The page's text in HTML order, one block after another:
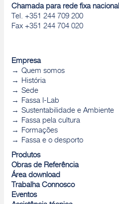
Chamada para rede fixa nacional
Tel. +351 244 709 200
Fax +351 244 704 020
Empresa
Quem somos
História
Sede
Fassa I-Lab
Sustentabilidade e Ambiente
Fassa pela cultura
Formações
Fassa e o desporto
Produtos
Obras de Referência
Área download
Trabalha Connosco
Eventos